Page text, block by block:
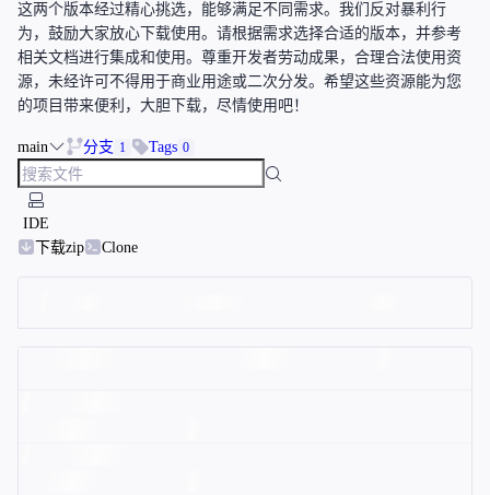
这两个版本经过精心挑选，能够满足不同需求。我们反对暴利行
为，鼓励大家放心下载使用。请根据需求选择合适的版本，并参考
相关文档进行集成和使用。尊重开发者劳动成果，合理合法使用资
源，未经许可不得用于商业用途或二次分发。希望这些资源能为您
的项目带来便利，大胆下载，尽情使用吧！
main 分支 1 Tags 0
IDE
下载zip
Clone